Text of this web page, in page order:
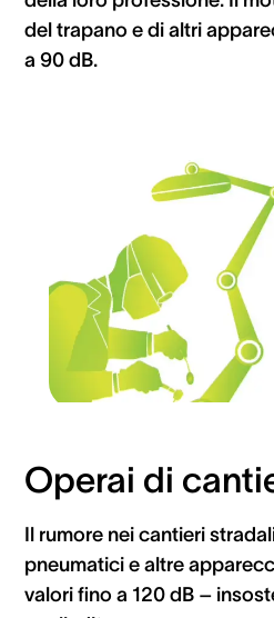
del trapano e di altri
a 90 dB.
Operai di
Il rumore nei cantieri
pneumatici e altre
valori fino a 120 dB –